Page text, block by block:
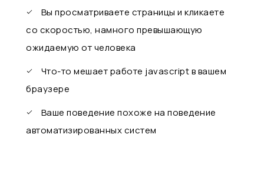
Вы просматриваете страницы и кликаете
со скоростью, намного превышающую
ожидаемую от человека
Что-то мешает работе javascript в вашем
браузере
Ваше поведение похоже на поведение
автоматизированных систем